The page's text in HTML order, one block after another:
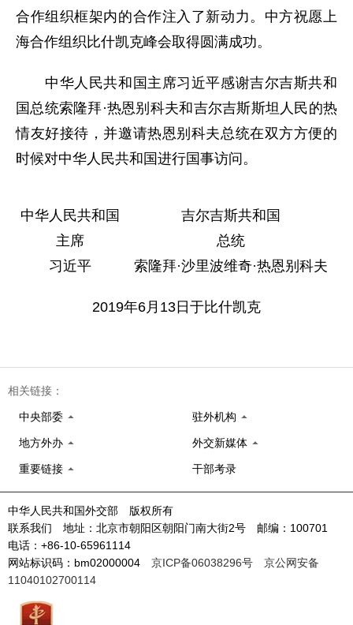
合作组织框架内的合作注入了新动力。中方祝愿上
海合作组织比什凯克峰会取得圆满成功。
中华人民共和国主席习近平感谢吉尔吉斯共和
国总统索隆拜·热恩别科夫和吉尔吉斯斯坦人民的热
情友好接待，并邀请热恩别科夫总统在双方方便的
时候对中华人民共和国进行国事访问。
中华人民共和国
吉尔吉斯共和国
主席
总统
习近平
索隆拜·沙里波维奇·热恩别科夫
2019年6月13日于比什凯克
相关链接：
中央部委 驻外机构
地方外办 外交新媒体
重要链接 干部考录
中华人民共和国外交部 版权所有
联系我们 地址：北京市朝阳区朝阳门南大街2号 邮编：100701
电话：+86-10-65961114
网站标识码：bm02000004 京ICP备06038296号
京公网安备
11040102700114